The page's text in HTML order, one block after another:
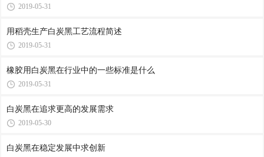
2019-05-31
用稻壳生产白炭黑工艺流程简述
2019-05-31
橡胶用白炭黑在行业中的一些标准是什么
2019-05-31
白炭黑在追求更高的发展需求
2019-05-30
白炭黑在稳定发展中求创新